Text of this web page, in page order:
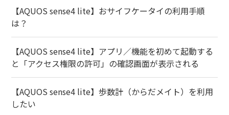
【AQUOS sense4 lite】おサイフケータイの利用手順
は？
【AQUOS sense4 lite】アプリ／機能を初めて起動する
と「アクセス権限の許可」の確認画面が表示される
【AQUOS sense4 lite】歩数計（からだメイト）を利用
したい